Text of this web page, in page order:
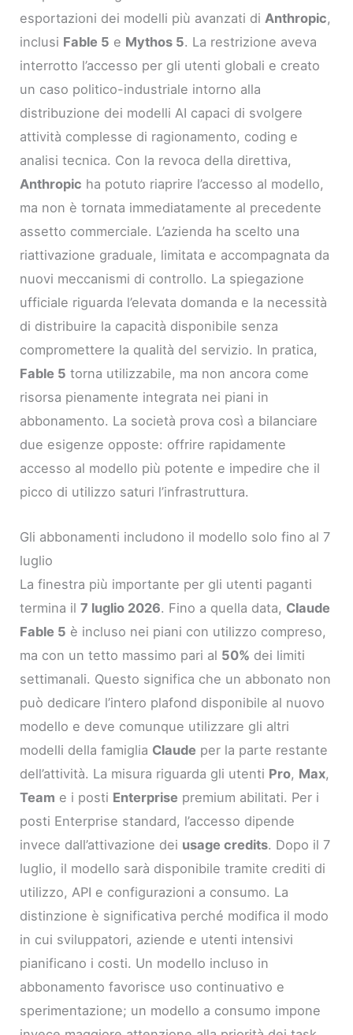
esportazioni dei modelli più avanzati diAnthropic,
inclusi Fable 5 e Mythos 5. La restrizione aveva
interrotto l’accesso per gli utenti globali e creato
un caso politico-industriale intorno alla
distribuzione dei modelli AI capaci di svolgere
attività complesse di ragionamento, coding e
analisi tecnica. Con la revoca della direttiva,
Anthropic ha potuto riaprire l’accesso al modello,
ma non è tornata immediatamente al precedente
assetto commerciale. L’azienda ha scelto una
riattivazione graduale, limitata e accompagnata da
nuovi meccanismi di controllo. La spiegazione
ufficiale riguarda l’elevata domanda e la necessità
di distribuire la capacità disponibile senza
compromettere la qualità del servizio. In pratica,
Fable 5 torna utilizzabile, ma non ancora come
risorsa pienamente integrata nei piani in
abbonamento. La società prova così a bilanciare
due esigenze opposte: offrire rapidamente
accesso al modello più potente e impedire che il
picco di utilizzo saturi l’infrastruttura.
Gli abbonamenti includono il modello solo fino al 7
luglio
La finestra più importante per gli utenti paganti
termina il7 luglio 2026. Fino a quella data, Claude
Fable 5 è incluso nei piani con utilizzo compreso,
ma con un tetto massimo pari al 50% dei limiti
settimanali. Questo significa che un abbonato non
può dedicare l’intero plafond disponibile al nuovo
modello e deve comunque utilizzare gli altri
modelli della famiglia Claude per la parte restante
dell’attività. La misura riguarda gli utenti Pro, Max,
Team e i posti Enterprise premium abilitati. Per i
posti Enterprise standard, l’accesso dipende
invece dall’attivazione dei usage credits. Dopo il 7
luglio, il modello sarà disponibile tramite crediti di
utilizzo, API e configurazioni a consumo. La
distinzione è significativa perché modifica il modo
in cui sviluppatori, aziende e utenti intensivi
pianificano i costi. Un modello incluso in
abbonamento favorisce uso continuativo e
sperimentazione; un modello a consumo impone